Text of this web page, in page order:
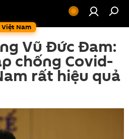
Việt Nam
Vũ Đức Đam:
chống Covid-
rất hiệu quả